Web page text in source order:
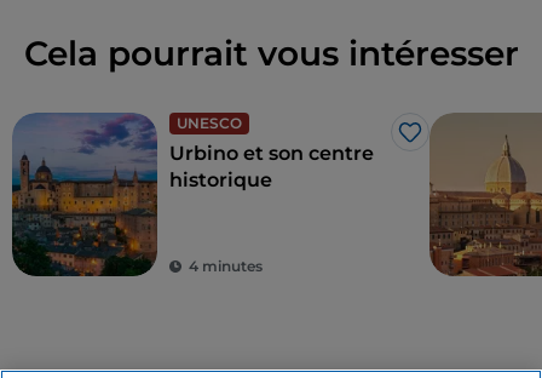
Cela pourrait vous intéresser
UNESCO
J’aime
Urbino et son centre
historique
4 minutes